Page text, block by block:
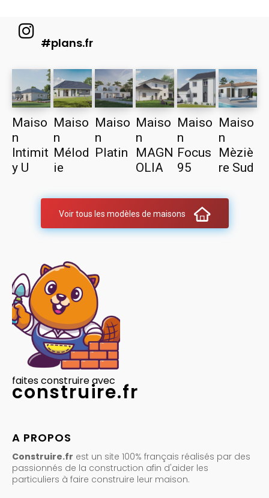
#plans.fr
Maiso
n
Intimit
y U
Maiso
n
Mélod
ie
Maiso
n
Platin
Maiso
n
MAGN
OLIA
Maiso
n
Focus
95
Maiso
n
Mèziè
re Sud
Voir tous les modèles de maisons
faites construire avec
construire.fr
A PROPOS
Construire.fr est un site 100% français réalisés par des
passionnés de la construction afin d'aider les
particuliers à faire construire leur maison.